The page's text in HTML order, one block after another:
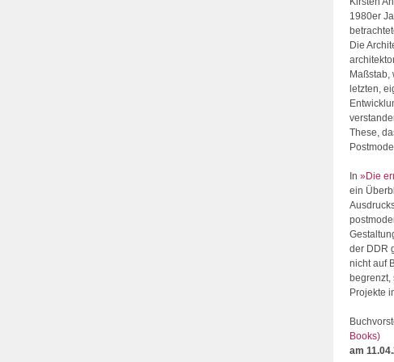
1980er
Die
Maßstab,
letzten,
These,
In »Die
ein
der DDR
nicht auf
begrenzt,
Projekte
Books)
am